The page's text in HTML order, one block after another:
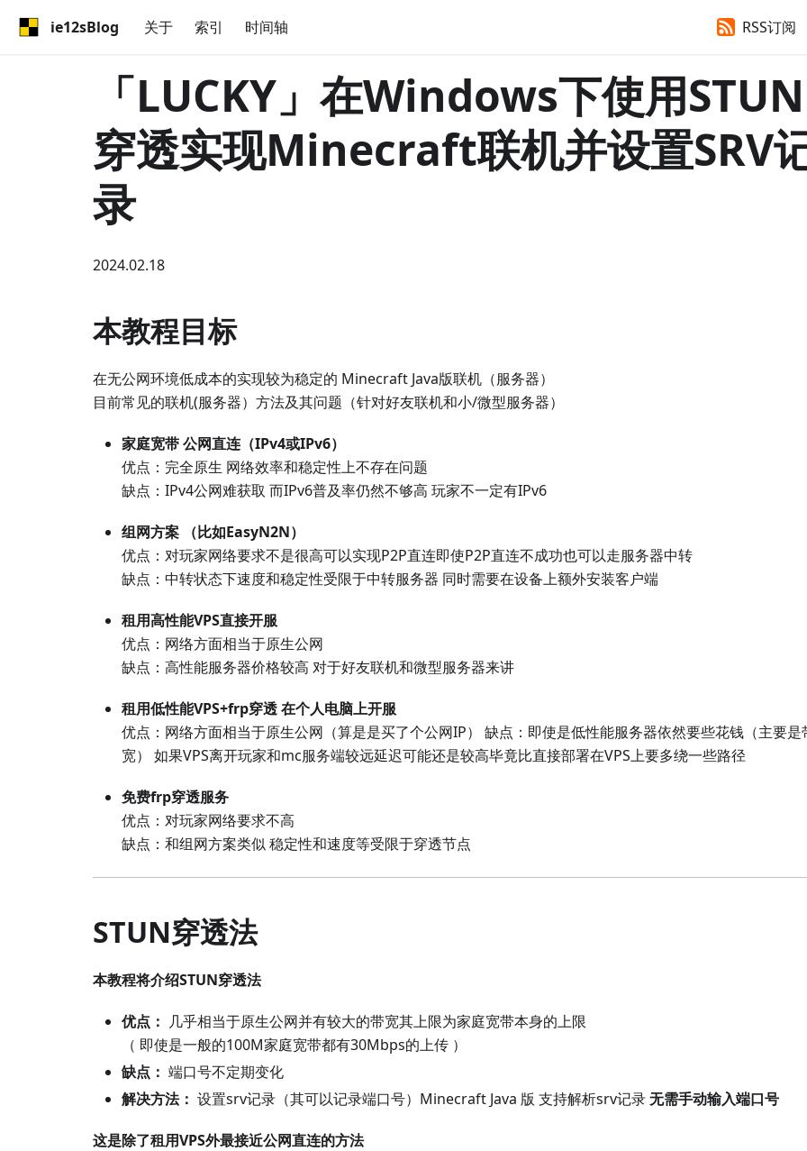
ie12sBlog 关于 索引 时间轴 RSS订阅
「LUCKY」在Windows下使用STUN
穿透实现Minecraft联机并设置SRV
录
2024.02.18
本教程目标
在无公网环境低成本的实现较为稳定的 Minecraft Java版联机（服务器）
目前常见的联机(服务器）方法及其问题（针对好友联机和小/微型服务器）
家庭宽带 公网直连（IPv4或IPv6）
优点：完全原生 网络效率和稳定性上不存在问题
缺点：IPv4公网难获取 而IPv6普及率仍然不够高 玩家不一定有IPv6
组网方案 （比如EasyN2N）
优点：对玩家网络要求不是很高可以实现P2P直连即使P2P直连不成功也可以走服务器中转
缺点：中转状态下速度和稳定性受限于中转服务器 同时需要在设备上额外安装客户端
租用高性能VPS直接开服
优点：网络方面相当于原生公网
缺点：高性能服务器价格较高 对于好友联机和微型服务器来讲
租用低性能VPS+frp穿透 在个人电脑上开服
优点：网络方面相当于原生公网（算是是买了个公网IP） 缺点：即使是低性能服务器依然要些花钱（主要是
宽） 如果VPS离开玩家和mc服务端较远延迟可能还是较高毕竟比直接部署在VPS上要多绕一些路径
免费frp穿透服务
优点：对玩家网络要求不高
缺点：和组网方案类似 稳定性和速度等受限于穿透节点
STUN穿透法
本教程将介绍STUN穿透法
优点： 几乎相当于原生公网并有较大的带宽其上限为家庭宽带本身的上限
（ 即使是一般的100M家庭宽带都有30Mbps的上传 ）
缺点： 端口号不定期变化
解决方法： 设置srv记录（其可以记录端口号）Minecraft Java 版 支持解析srv记录无需手动输入端口号
这是除了租用VPS外最接近公网直连的方法